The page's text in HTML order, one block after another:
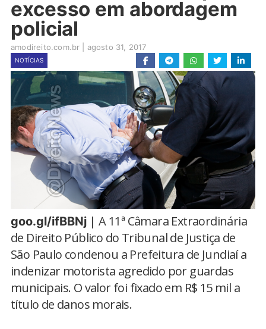
excesso em abordagem
policial
amodireito.com.br agosto 31, 2017
NOTÍCIAS
goo.gl/ifBBNj | A 11ª Câmara Extraordinária
de Direito Público do Tribunal de Justiça de
São Paulo condenou a Prefeitura de Jundiaí a
indenizar motorista agredido por guardas
municipais. O valor foi fixado em R$ 15 mil a
título de danos morais.